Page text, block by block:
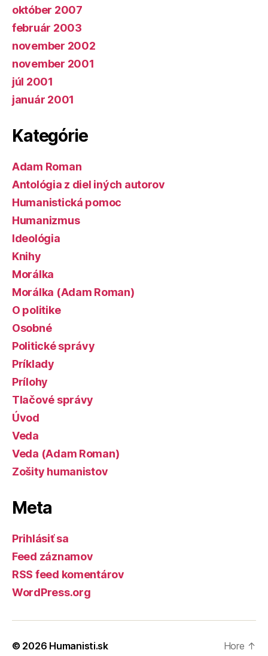
október 2007
február 2003
november 2002
november 2001
júl 2001
január 2001
Kategórie
Adam Roman
Antológia z diel iných autorov
Humanistická pomoc
Humanizmus
Ideológia
Knihy
Morálka
Morálka (Adam Roman)
O politike
Osobné
Politické správy
Príklady
Prílohy
Tlačové správy
Úvod
Veda
Veda (Adam Roman)
Zošity humanistov
Meta
Prihlásiť sa
Feed záznamov
RSS feed komentárov
WordPress.org
© 2026 Humanisti.sk Hore ↑